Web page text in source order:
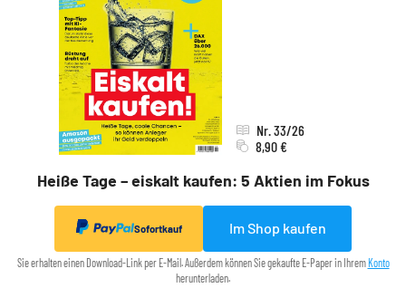
Heiße Tage – eiskalt kaufen: 5 Aktien im Fokus
Nr. 33/26
8,90 €
Sofortkauf Im Shop kaufen
Sie erhalten einen Download-Link per E-Mail. Außerdem können Sie gekaufte E-Paper in IhremKonto
herunterladen.